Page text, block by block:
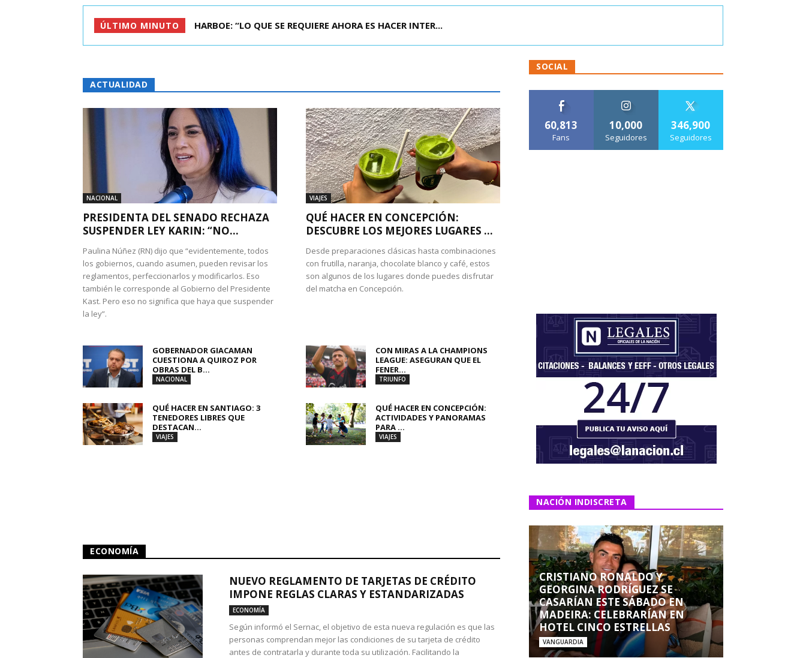
ÚLTIMO MINUTO BIMINISTRO MAS POR IPC: “LA ECONOMÍA SE ESTÁ ENC...
ACTUALIDAD
NACIONAL
PRESIDENTA DEL SENADO RECHAZA
SUSPENDER LEY KARIN: “NO...
Paulina Núñez (RN) dijo que “evidentemente, todos
los gobiernos, cuando asumen, pueden revisar los
reglamentos, perfeccionarlos y modificarlos. Eso
también le corresponde al Gobierno del Presidente
Kast. Pero eso no significa que haya que suspender
la ley”.
VIAJES
QUÉ HACER EN CONCEPCIÓN:
DESCUBRE LOS MEJORES LUGARES ...
Desde preparaciones clásicas hasta combinaciones
con frutilla, naranja, chocolate blanco y café, estos
son algunos de los lugares donde puedes disfrutar
del matcha en Concepción.
GOBERNADOR GIACAMAN
CUESTIONA A QUIROZ POR
OBRAS DEL B...
NACIONAL
CON MIRAS A LA CHAMPIONS
LEAGUE: ASEGURAN QUE EL
FENER...
TRIUNFO
QUÉ HACER EN SANTIAGO: 3
TENEDORES LIBRES QUE
DESTACAN...
VIAJES
QUÉ HACER EN CONCEPCIÓN:
ACTIVIDADES Y PANORAMAS
PARA ...
VIAJES
ECONOMÍA
NUEVO REGLAMENTO DE TARJETAS DE CRÉDITO
IMPONE REGLAS CLARAS Y ESTANDARIZADAS
ECONOMÍA
Según informó el Sernac, el objetivo de esta nueva regulación es que las
personas comprendan mejor las condiciones de su tarjeta de crédito
antes de contratarla y durante toda su utilización. Facilitando la
SOCIAL
60,813
Fans
10,000
Seguidores
346,900
Seguidores
NACIÓN INDISCRETA
CRISTIANO RONALDO Y
GEORGINA RODRÍGUEZ SE
CASARÍAN ESTE SÁBADO EN
MADEIRA: CELEBRARÍAN EN
HOTEL CINCO ESTRELLAS
VANGUARDIA